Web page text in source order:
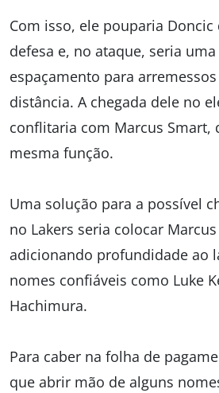
Com isso, ele pouparia Doncic
defesa e, no ataque, seria
espaçamento para
distância. A chegada dele no
conflitaria com Marcus Smart,
mesma função.
Uma solução para a possível
no Lakers seria colocar
adicionando profundidade ao
nomes confiáveis como Luke
Hachimura.
Para caber na folha de
que abrir mão de alguns